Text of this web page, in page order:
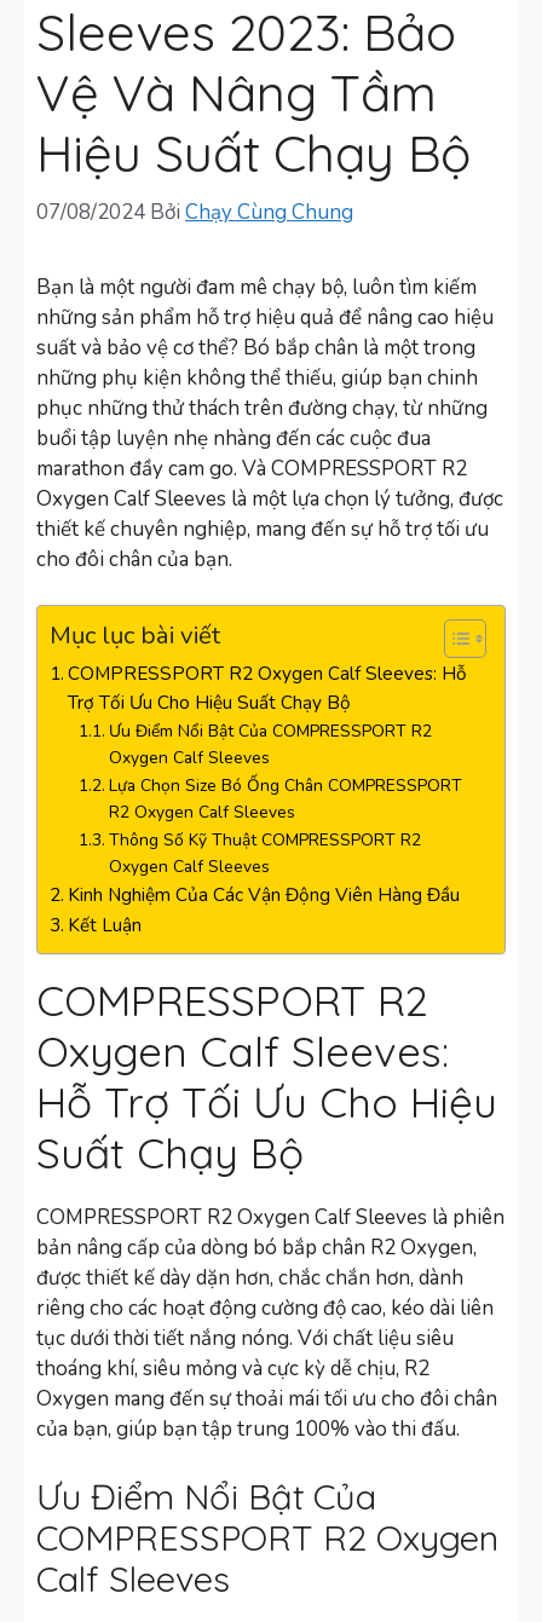
Sleeves 2023: Bảo
Vệ Và Nâng Tầm
Hiệu Suất Chạy Bộ
07/08/2024 Bởi Chạy Cùng Chung
Bạn là một người đam mê chạy bộ, luôn tìm kiếm
những sản phẩm hỗ trợ hiệu quả để nâng cao hiệu
suất và bảo vệ cơ thể? Bó bắp chân là một trong
những phụ kiện không thể thiếu, giúp bạn chinh
phục những thử thách trên đường chạy, từ những
buổi tập luyện nhẹ nhàng đến các cuộc đua
marathon đầy cam go. Và COMPRESSPORT R2
Oxygen Calf Sleeves là một lựa chọn lý tưởng, được
thiết kế chuyên nghiệp, mang đến sự hỗ trợ tối ưu
cho đôi chân của bạn.
Mục lục bài viết
COMPRESSPORT R2 Oxygen Calf Sleeves: Hỗ
Trợ Tối Ưu Cho Hiệu Suất Chạy Bộ
Ưu Điểm Nổi Bật Của COMPRESSPORT R2
Oxygen Calf Sleeves
Lựa Chọn Size Bó Ống Chân COMPRESSPORT
R2 Oxygen Calf Sleeves
Thông Số Kỹ Thuật COMPRESSPORT R2
Oxygen Calf Sleeves
Kinh Nghiệm Của Các Vận Động Viên Hàng Đầu
Kết Luận
COMPRESSPORT R2
Oxygen Calf Sleeves:
Hỗ Trợ Tối Ưu Cho Hiệu
Suất Chạy Bộ
COMPRESSPORT R2 Oxygen Calf Sleeves là phiên
bản nâng cấp của dòng bó bắp chân R2 Oxygen,
được thiết kế dày dặn hơn, chắc chắn hơn, dành
riêng cho các hoạt động cường độ cao, kéo dài liên
tục dưới thời tiết nắng nóng. Với chất liệu siêu
thoáng khí, siêu mỏng và cực kỳ dễ chịu, R2
Oxygen mang đến sự thoải mái tối ưu cho đôi chân
của bạn, giúp bạn tập trung 100% vào thi đấu.
Ưu Điểm Nổi Bật Của
COMPRESSPORT R2 Oxygen
Calf Sleeves